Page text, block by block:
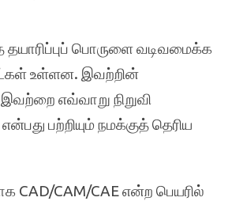
பொருளை வடிவமைக்க
உள்ளன. இவற்றின்
எவ்வாறு நிறுவி
பற்றியும் நமக்குத் தெரிய
CAD/CAM/CAE என்ற பெயரில்